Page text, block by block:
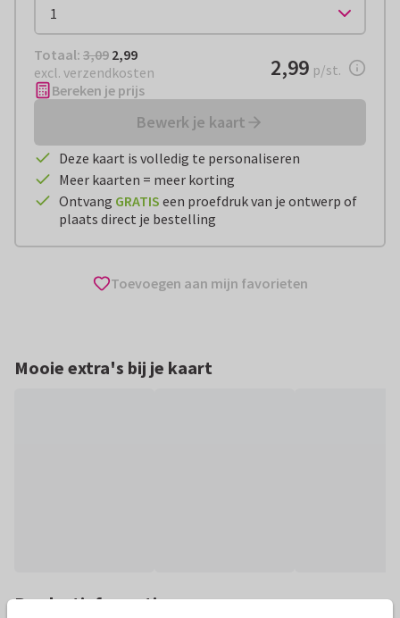
Totaal: € 2,99
Totaal: 3,09 2,99
excl. verzendkosten
€ 2,99per stuk
2,99 p/st.
Bereken je prijs
Bewerk je kaart
Deze kaart is volledig te personaliseren
Meer kaarten = meer korting
Ontvang GRATIS een proefdruk van je ontwerp of
plaats direct je bestelling
Toevoegen aan mijn favorieten
Mooie extra's bij je kaart
Productinformatie